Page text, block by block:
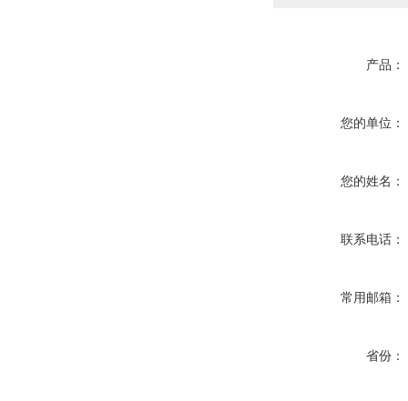
产品：
您的单位：
您的姓名：
联系电话：
常用邮箱：
省份：